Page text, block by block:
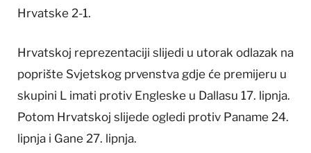
Hrvatske 2-1.
Hrvatskoj reprezentaciji slijedi u utorak odlazak na
poprište Svjetskog prvenstva gdje će premijeru u
skupini L imati protiv Engleske u Dallasu 17. lipnja.
Potom Hrvatskoj slijede ogledi protiv Paname 24.
lipnja i Gane 27. lipnja.